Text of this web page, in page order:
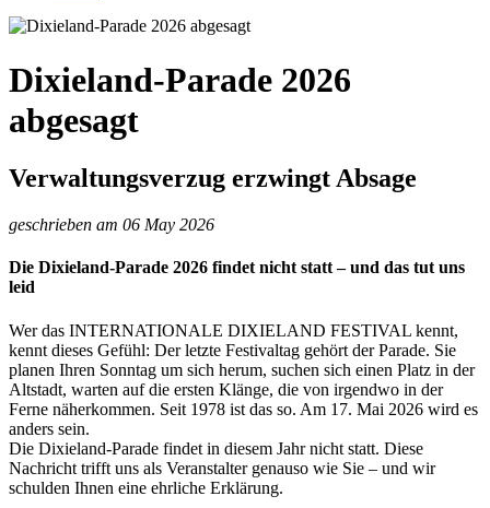
Dixieland-Parade 2026
abgesagt
Verwaltungsverzug erzwingt Absage
geschrieben am 06 May 2026
Die Dixieland-Parade 2026 findet nicht statt – und das tut uns
leid
Wer das INTERNATIONALE DIXIELAND FESTIVAL kennt,
kennt dieses Gefühl: Der letzte Festivaltag gehört der Parade. Sie
planen Ihren Sonntag um sich herum, suchen sich einen Platz in der
Altstadt, warten auf die ersten Klänge, die von irgendwo in der
Ferne näherkommen. Seit 1978 ist das so. Am 17. Mai 2026 wird es
anders sein.
Die Dixieland-Parade findet in diesem Jahr nicht statt. Diese
Nachricht trifft uns als Veranstalter genauso wie Sie – und wir
schulden Ihnen eine ehrliche Erklärung.